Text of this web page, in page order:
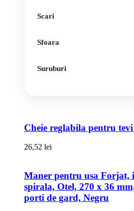
Scari
Sfoara
Suruburi
Cheie reglabila pentru
26,52 lei
Maner pentru usa Forjat,
spirala, Otel, 270 x 36
porti de gard, Negru